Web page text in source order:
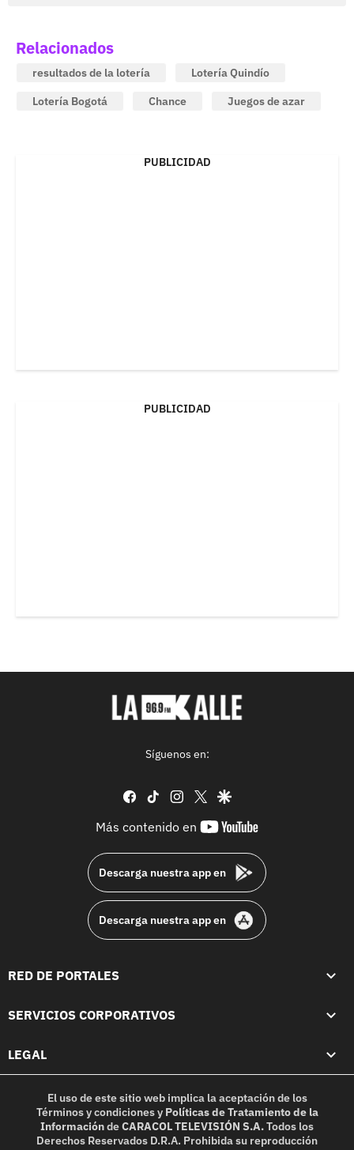
Relacionados
resultados de la lotería
Lotería Quindío
Lotería Bogotá
Chance Juegos de azar
PUBLICIDAD
PUBLICIDAD
Síguenos en:
facebook
tiktok instagram
twittergoogle
Más contenido en
youtube-
Descarga nuestra app en
Descarga nuestra app en
RED DE PORTALES
SERVICIOS CORPORATIVOS
LEGAL
El uso de este sitio web implica la aceptación de los
Términos y condicionesy Políticas de Tratamiento de la
InformacióndeCARACOL TELEVISIÓN S.A.Todos los
Derechos Reservados D.R.A. Prohibida su reproducción